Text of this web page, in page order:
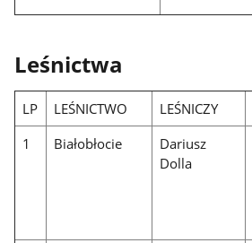
Leśnictwa
LP LEŚNICTWO LEŚNICZY
1
Białobłocie
Dariusz
Dolla